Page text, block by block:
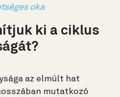
oka
ki a ciklus
az elmúlt hat
mutatkozó